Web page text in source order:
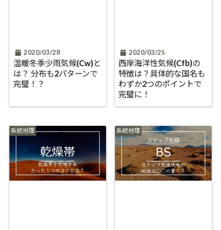
2020/03/28
温暖冬季少雨気候(Cw)と
は？ 分布も2パターンで
完璧！？
2020/03/25
西岸海洋性気候(Cfb)の
特徴は？具体的な国名も
わずか2つのポイントで
完璧に！
系統地理 系統地理